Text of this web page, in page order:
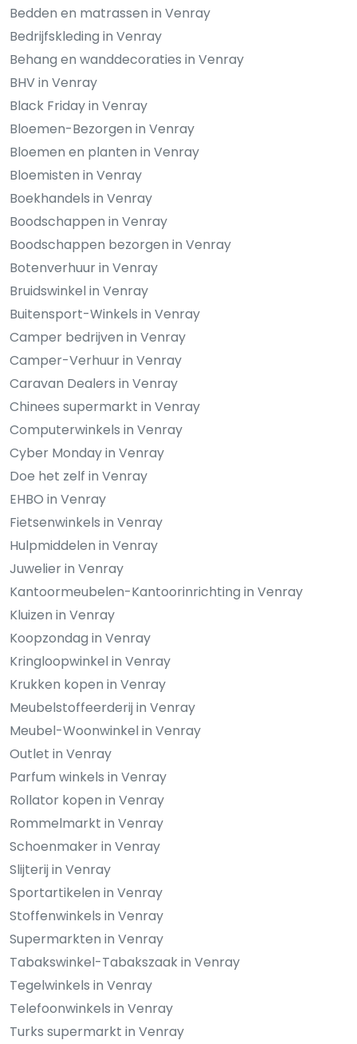
Bedden en matrassen in Venray
Bedrijfskleding in Venray
Behang en wanddecoraties in Venray
BHV in Venray
Black Friday in Venray
Bloemen-Bezorgen in Venray
Bloemen en planten in Venray
Bloemisten in Venray
Boekhandels in Venray
Boodschappen in Venray
Boodschappen bezorgen in Venray
Botenverhuur in Venray
Bruidswinkel in Venray
Buitensport-Winkels in Venray
Camper bedrijven in Venray
Camper-Verhuur in Venray
Caravan Dealers in Venray
Chinees supermarkt in Venray
Computerwinkels in Venray
Cyber Monday in Venray
Doe het zelf in Venray
EHBO in Venray
Fietsenwinkels in Venray
Hulpmiddelen in Venray
Juwelier in Venray
Kantoormeubelen-Kantoorinrichting in Venray
Kluizen in Venray
Koopzondag in Venray
Kringloopwinkel in Venray
Krukken kopen in Venray
Meubelstoffeerderij in Venray
Meubel-Woonwinkel in Venray
Outlet in Venray
Parfum winkels in Venray
Rollator kopen in Venray
Rommelmarkt in Venray
Schoenmaker in Venray
Slijterij in Venray
Sportartikelen in Venray
Stoffenwinkels in Venray
Supermarkten in Venray
Tabakswinkel-Tabakszaak in Venray
Tegelwinkels in Venray
Telefoonwinkels in Venray
Turks supermarkt in Venray